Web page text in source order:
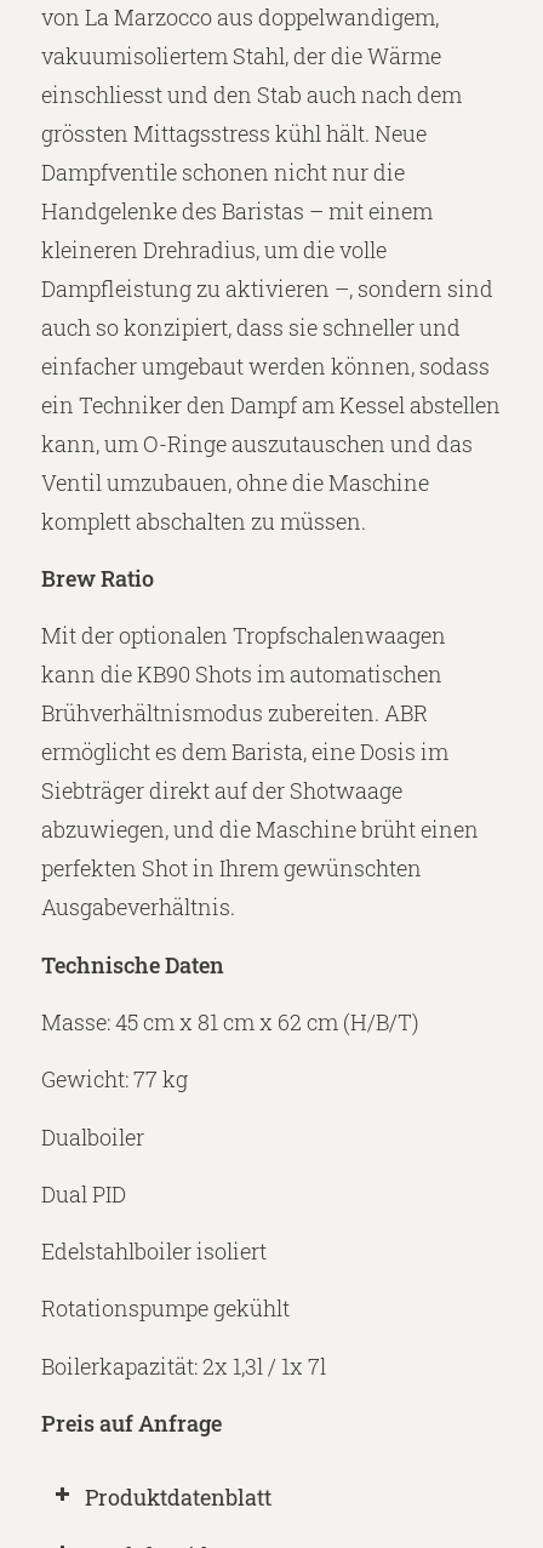
von La Marzocco aus doppelwandigem,
vakuumisoliertem Stahl, der die Wärme
einschliesst und den Stab auch nach dem
grössten Mittagsstress kühl hält. Neue
Dampfventile schonen nicht nur die
Handgelenke des Baristas – mit einem
kleineren Drehradius, um die volle
Dampfleistung zu aktivieren –, sondern sind
auch so konzipiert, dass sie schneller und
einfacher umgebaut werden können, sodass
ein Techniker den Dampf am Kessel abstellen
kann, um O-Ringe auszutauschen und das
Ventil umzubauen, ohne die Maschine
komplett abschalten zu müssen.
Brew Ratio
Mit der optionalen Tropfschalenwaagen
kann die KB90 Shots im automatischen
Brühverhältnismodus zubereiten. ABR
ermöglicht es dem Barista, eine Dosis im
Siebträger direkt auf der Shotwaage
abzuwiegen, und die Maschine brüht einen
perfekten Shot in Ihrem gewünschten
Ausgabeverhältnis.
Technische Daten
Masse: 45 cm x 81 cm x 62 cm (H/B/T)
Gewicht: 77 kg
Dualboiler
Dual PID
Edelstahlboiler isoliert
Rotationspumpe gekühlt
Boilerkapazität: 2x 1,3l / 1x 7l
Preis auf Anfrage
Produktdatenblatt